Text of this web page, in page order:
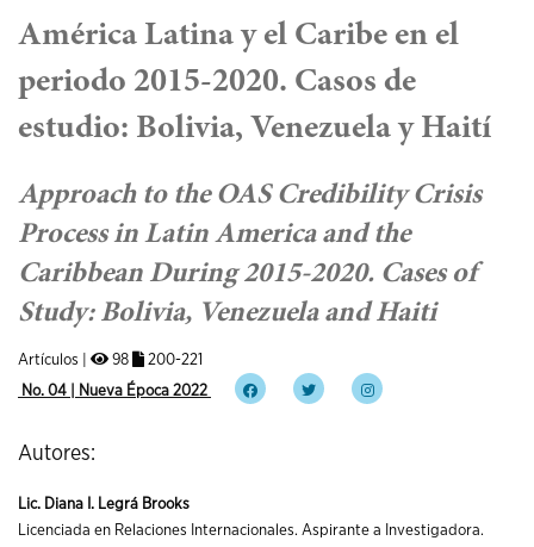
América Latina y el Caribe en el
periodo 2015-2020. Casos de
estudio: Bolivia, Venezuela y Haití
Approach to the OAS Credibility Crisis
Process in Latin America and the
Caribbean During 2015-2020. Cases of
Study: Bolivia, Venezuela and Haiti
Artículos | 98
200-221
No. 04 | Nueva Época 2022
Autores:
Lic. Diana I. Legrá Brooks
Licenciada en Relaciones Internacionales. Aspirante a Investigadora.